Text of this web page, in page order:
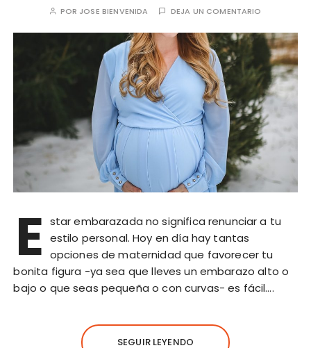
POR JOSE BIENVENIDA DEJA UN COMENTARIO
E star embarazada no significa renunciar a tu
estilo personal. Hoy en día hay tantas
opciones de maternidad que favorecer tu
bonita figura -ya sea que lleves un embarazo alto o
bajo o que seas pequeña o con curvas- es fácil….
SEGUIR LEYENDO